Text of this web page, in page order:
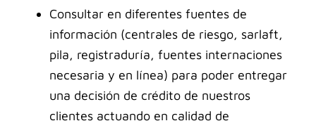
Consultar en diferentes fuentes de
información (centrales de riesgo, sarlaft,
pila, registraduría, fuentes internaciones
necesaria y en línea) para poder entregar
una decisión de crédito de nuestros
clientes actuando en calidad de